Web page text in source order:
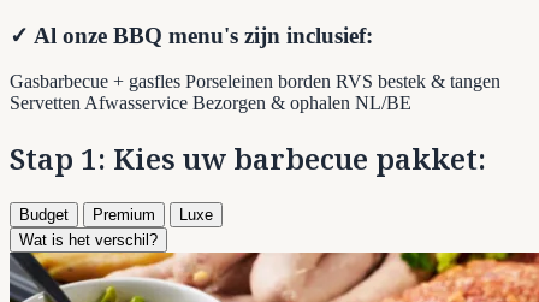
✓ Al onze BBQ menu's zijn inclusief:
Gasbarbecue + gasfles Porseleinen borden RVS bestek & tangen
ServettenAfwasservice Bezorgen & ophalen NL/BE
Stap 1: Kies uw barbecue pakket:
Budget Premium
Luxe
Wat is het verschil?